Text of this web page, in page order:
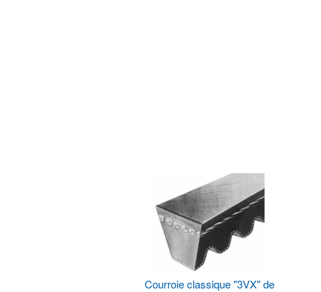
Courroie classique "3VX" de